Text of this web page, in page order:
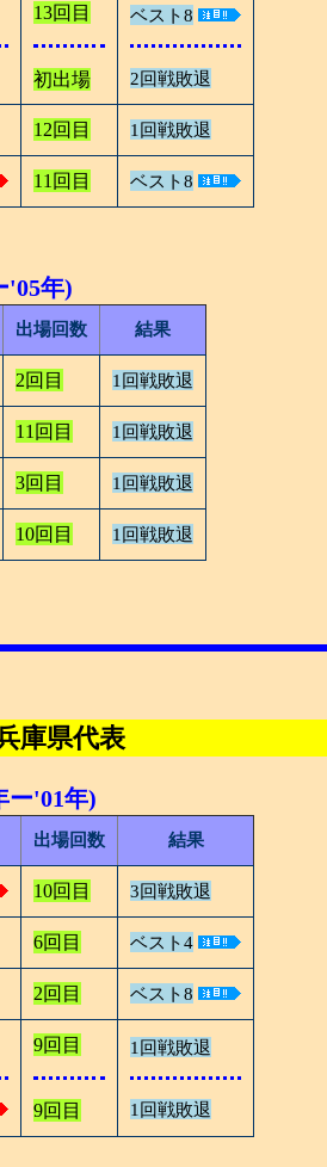
13回目
初出場
ベスト8
2回戦敗退
12回目 1回戦敗退
11回目 ベスト8
'05年)
出場回数 結果
2回目 1回戦敗退
11回目 1回戦敗退
3回目 1回戦敗退
10回目 1回戦敗退
庫県代表
'01年)
出場回数 結果
10回目 3回戦敗退
6回目 ベスト4
2回目 ベスト8
9回目
9回目
1回戦敗退
1回戦敗退